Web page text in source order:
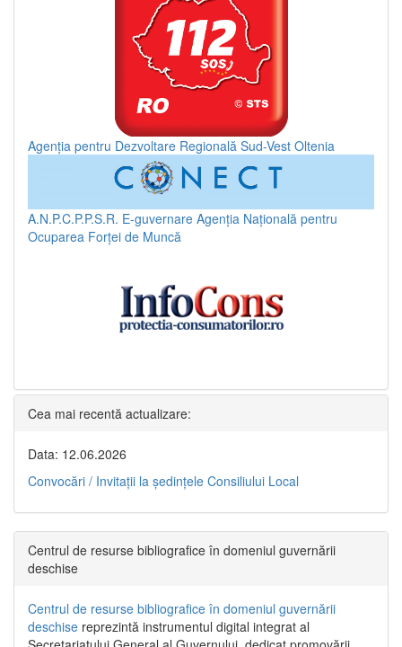
Agenția pentru Dezvoltare Regională Sud-Vest Oltenia
A.N.P.C.P.P.S.R. E-guvernare Agenția Națională pentru
Ocuparea Forței de Muncă
Cea mai recentă actualizare:
Data: 12.06.2026
Convocări / Invitaţii la şedinţele Consiliului Local
Centrul de resurse bibliografice în domeniul guvernării
deschise
Centrul de resurse bibliografice în domeniul guvernării
deschise reprezintă instrumentul digital integrat al